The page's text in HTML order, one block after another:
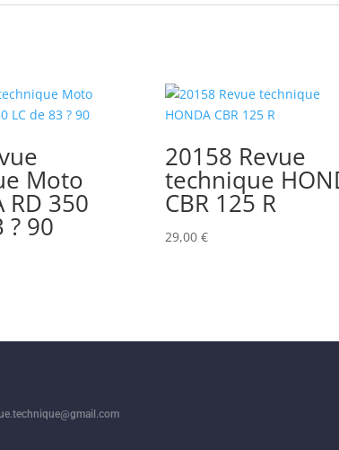
Moto
RD 350
? 90
20158 Revue
technique
CBR 125 R
29,00 €